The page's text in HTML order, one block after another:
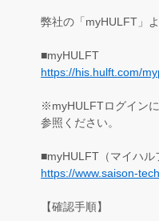
弊社の「myHULFT」
■myHULFT
https://his.hulft.com/
※myHULFTログイン
参照ください。
■myHULFT（マイハル
https://www.saison-
【確認手順】